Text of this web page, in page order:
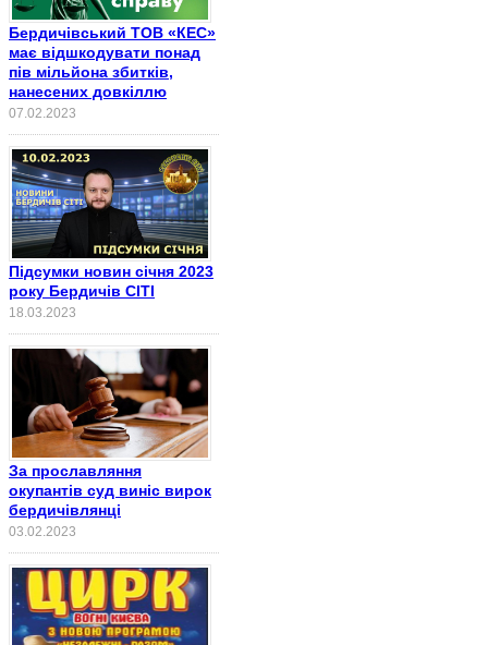
Бердичівський ТОВ «КЕС»
має відшкодувати понад
пів мільйона збитків,
нанесених довкіллю
07.02.2023
Підсумки новин січня 2023
року Бердичів СІТІ
18.03.2023
За прославляння
окупантів суд виніс вирок
бердичівлянці
03.02.2023